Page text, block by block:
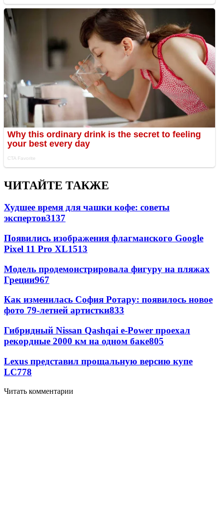
ЧИТАЙТЕ ТАКЖЕ
Худшее время для чашки кофе: советы
экспертов3137
Появились изображения флагманского Google
Pixel 11 Pro XL1513
Модель продемонстрировала фигуру на пляжах
Греции967
Как изменилась София Ротару: появилось новое
фото 79-летней артистки833
Гибридный Nissan Qashqai e-Power проехал
рекордные 2000 км на одном баке805
Lexus представил прощальную версию купе
LC778
Читать комментарии